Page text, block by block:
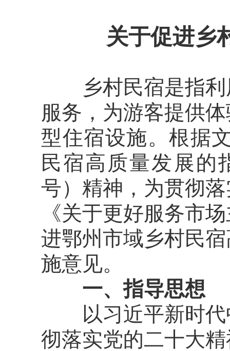
关于促进乡
乡村民宿是指
服务，为游客提供
型住宿设施。 根据
民宿高质量发展的
号）精神，为贯彻
《关于更好服务市
进鄂州市域乡村民
施意见。
一、指导思想
以习近平新时
彻落实党的二十大